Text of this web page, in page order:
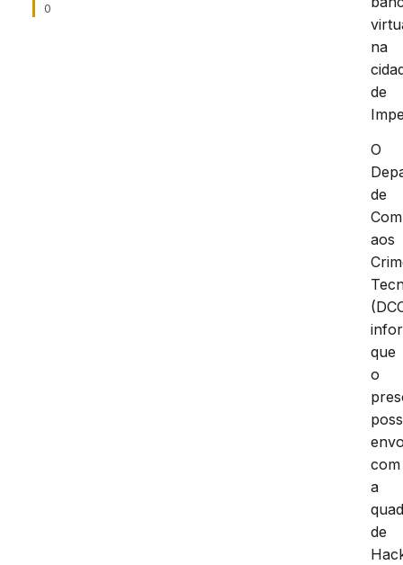
0
na
de
O
de
aos
que
o
com
a
de